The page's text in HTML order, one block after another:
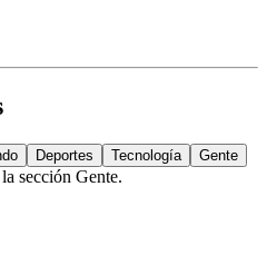
Deportes Tecnología Gente
sección Gente.